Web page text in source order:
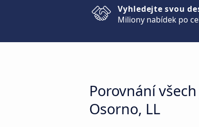
Vyhledejte svou
Miliony nabídek po
Porovnání
Osorno, LL